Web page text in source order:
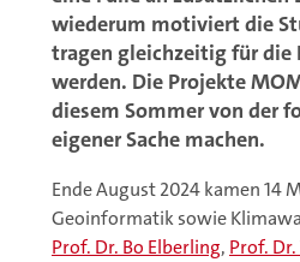
wiederum motiviert die
tragen gleichzeitig für die
werden. Die Projekte
diesem Sommer von der
eigener Sache machen.
Ende August 2024 kamen 14
Geoinformatik sowie
Prof. Dr. Bo Elberling, Prof.